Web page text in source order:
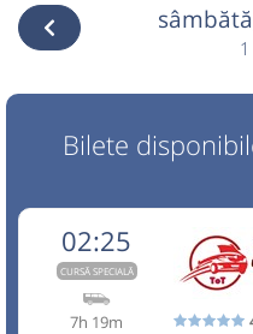
Bilete
02:25
CURSĂ SPECIALĂ
7h 19m